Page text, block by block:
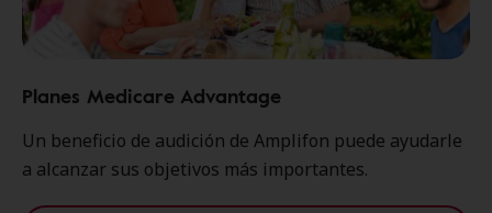
Planes Medicare Advantage
Un beneficio de audición de Amplifon puede ayudarle
a alcanzar sus objetivos más importantes.